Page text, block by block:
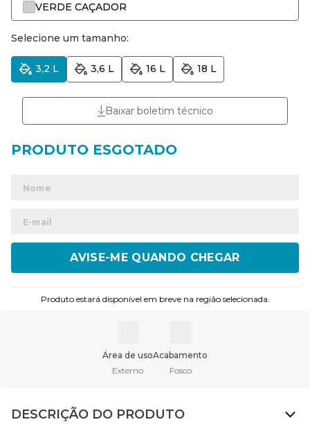
VERDE CAÇADOR
Selecione um tamanho:
3,2 L 3,6 L 16 L 18 L
Baixar boletim técnico
ENVIAR
Produto estará disponível em breve na região selecionada.
Área de uso
Externo
Acabamento
Fosco
DESCRIÇÃO DO PRODUTO